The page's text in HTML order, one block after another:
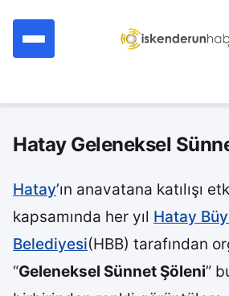
Hatay Geleneksel
Hatay’ın anavatana katılışı
kapsamında her yıl Hatay
Belediyesi(HBB) tarafından
“Geleneksel Sünnet Şöleni”